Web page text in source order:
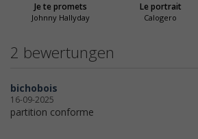
Je te promets
Johnny Hallyday
Le portrait
Calogero
2 bewertungen
bichobois
16-09-2025
partition conforme